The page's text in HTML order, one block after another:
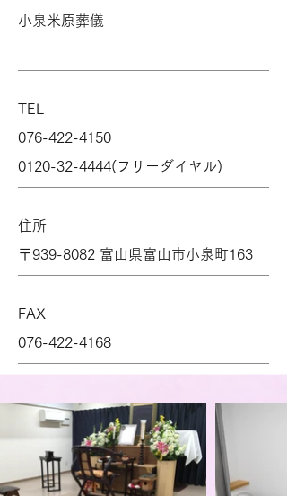
小泉米原葬儀
TEL
076-422-4150
0120-32-4444(フリーダイヤル)
住所
〒939-8082 富山県富山市小泉町163
FAX
076-422-4168